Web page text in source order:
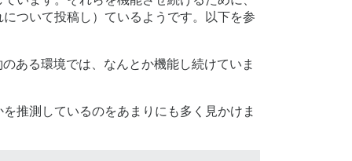
ついて投稿し）ているようです。以下を参
ある環境では、なんとか機能し続けていま
推測しているのをあまりにも多く見かけま